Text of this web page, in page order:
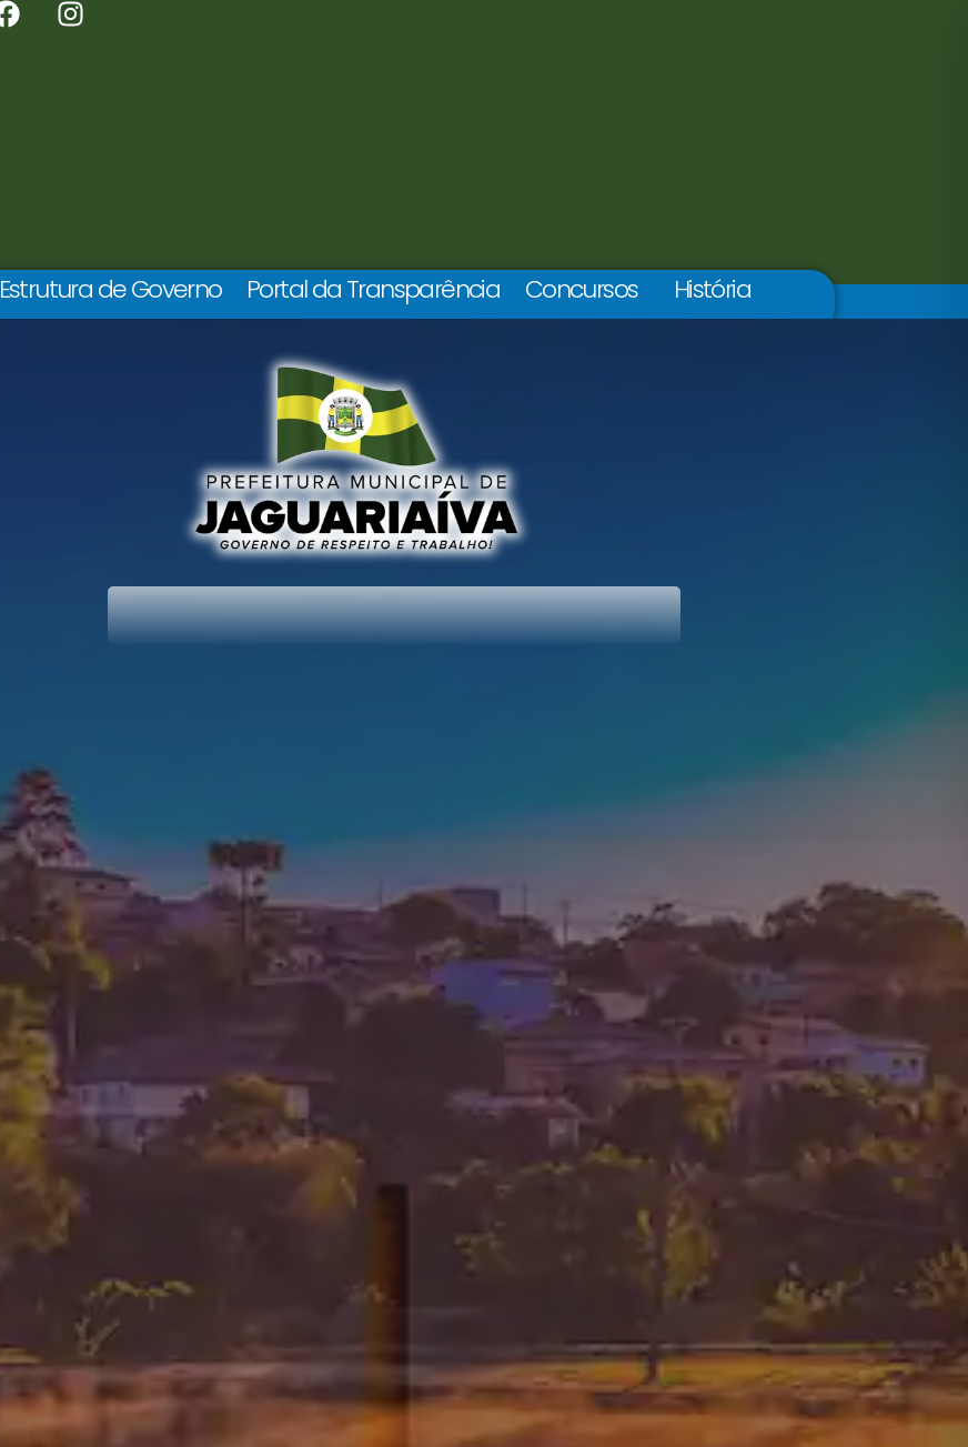
Estrutura de Governo Portal da Transparência Concursos História